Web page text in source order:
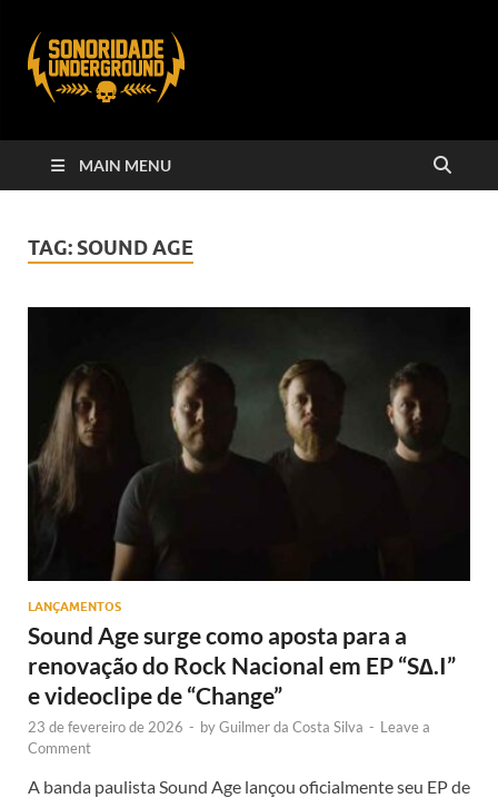
MAIN MENU
TAG: SOUND AGE
LANÇAMENTOS
Sound Age surge como aposta para a
renovação do Rock Nacional em EP “S∆.I”
e videoclipe de “Change”
23 de fevereiro de 2026 - byGuilmer da Costa Silva - Leave a
Comment
A banda paulista Sound Age lançou oficialmente seu EP de